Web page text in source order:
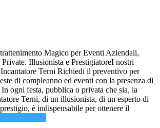
Magico per Eventi Aziendali,
Illusionista e PrestigiatoreI nostri
Terni Richiedi il preventivo per
di compleanno ed eventi con la presenza di
ogni festa, pubblica o privata che sia, la
Terni, di un illusionista, di un esperto di
è indispensabile per ottenere il